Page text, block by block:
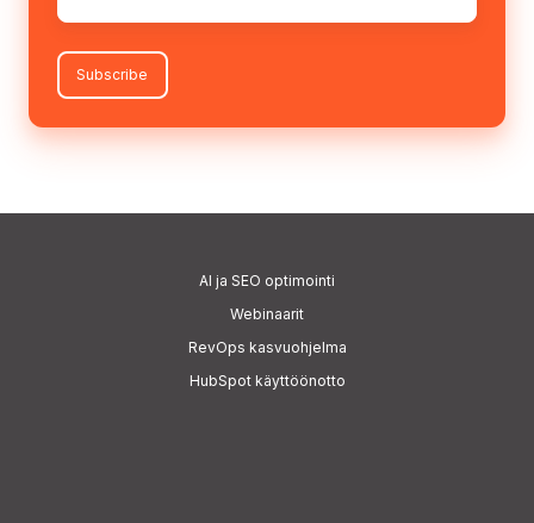
AI ja SEO optimointi
Webinaarit
RevOps kasvuohjelma
HubSpot käyttöönotto